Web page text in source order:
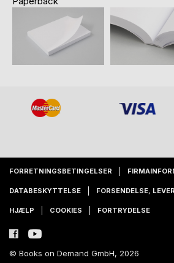
FORRETNINGSBETINGELSER
DATABESKYTTELSE FORSENDELSE,
HJÆLP COOKIES FORTRYDELSE
© Books on Demand GmbH, 2026